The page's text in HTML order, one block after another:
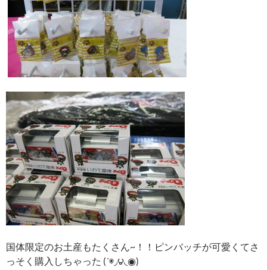
国体限定のお土産もたくさん~！！ピンバッチが可愛くてさ
っそく購入しちゃった (´◉◞౪◟◉)